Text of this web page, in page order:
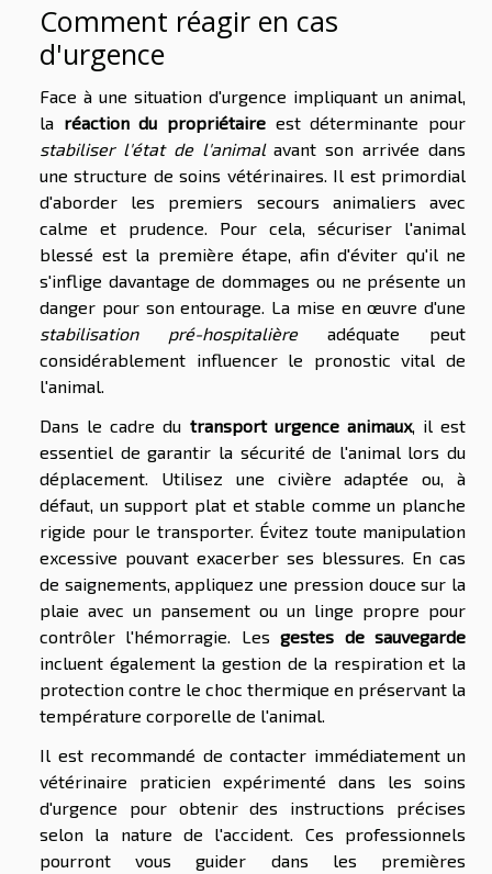
Comment réagir en cas
d'urgence
Face à une situation d'urgence impliquant un animal,
la réaction du propriétaire est déterminante pour
stabiliser l'état de l'animalavant son arrivée dans
une structure de soins vétérinaires. Il est primordial
d'aborder les premiers secours animaliers avec
calme et prudence. Pour cela, sécuriser l'animal
blessé est la première étape, afin d'éviter qu'il ne
s'inflige davantage de dommages ou ne présente un
danger pour son entourage. La mise en œuvre d'une
stabilisation pré-hospitalièreadéquate peut
considérablement influencer le pronostic vital de
l'animal.
Dans le cadre du transport urgence animaux, il est
essentiel de garantir la sécurité de l'animal lors du
déplacement. Utilisez une civière adaptée ou, à
défaut, un support plat et stable comme un planche
rigide pour le transporter. Évitez toute manipulation
excessive pouvant exacerber ses blessures. En cas
de saignements, appliquez une pression douce sur la
plaie avec un pansement ou un linge propre pour
contrôler l'hémorragie. Lesgestes de sauvegarde
incluent également la gestion de la respiration et la
protection contre le choc thermique en préservant la
température corporelle de l'animal.
Il est recommandé de contacter immédiatement un
vétérinaire praticien expérimenté dans les soins
d'urgence pour obtenir des instructions précises
selon la nature de l'accident. Ces professionnels
pourront vous guider dans les premières